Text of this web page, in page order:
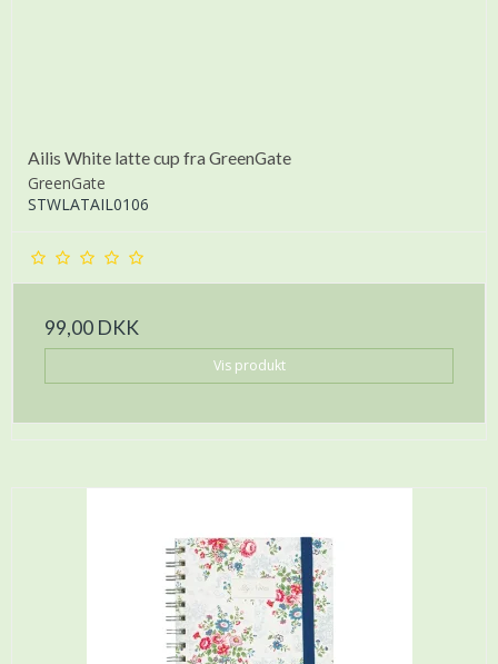
Ailis White latte cup fra GreenGate
GreenGate
STWLATAIL0106
99,00 DKK
Vis produkt